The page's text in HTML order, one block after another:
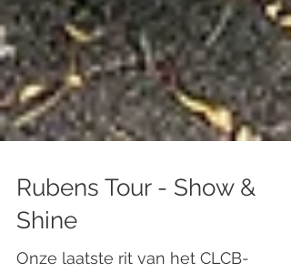
Rubens Tour - Show &
Shine